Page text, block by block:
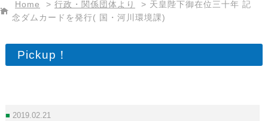
Home > 行政・関係団体より > 天皇陛下御在位三十年 記
念ダムカードを発行( 国・河川環境課)
Pickup！
2019.02.21